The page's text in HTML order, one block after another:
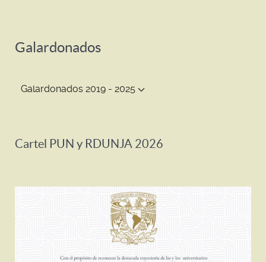
Galardonados
Galardonados 2019 - 2025
Cartel PUN y RDUNJA 2026